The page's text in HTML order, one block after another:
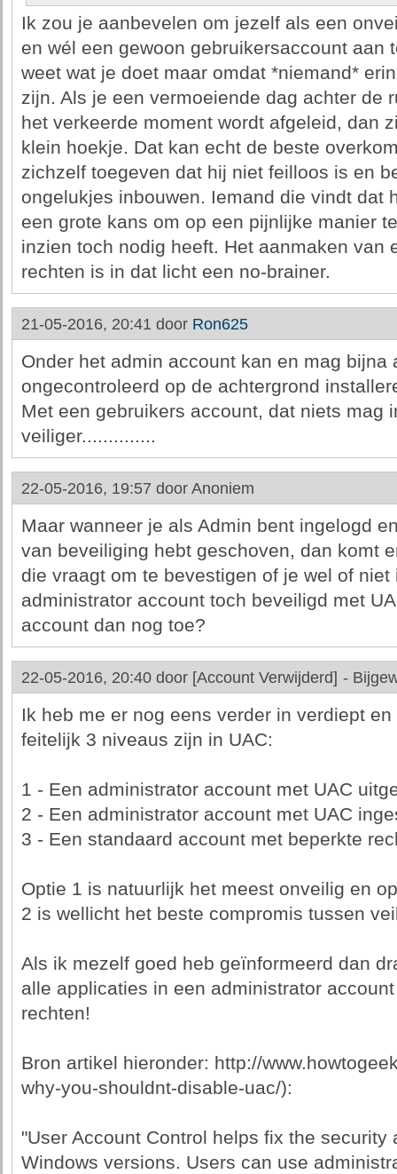
Ik zou je aanbevelen om jezelf als een
en wél een gewoon gebruikersaccount aan
weet wat je doet maar omdat *niemand*
zijn. Als je een vermoeiende dag achter de
het verkeerde moment wordt afgeleid, dan
klein hoekje. Dat kan echt de beste
zichzelf toegeven dat hij niet feilloos is en
ongelukjes inbouwen. Iemand die vindt dat
een grote kans om op een pijnlijke manier
inzien toch nodig heeft. Het aanmaken van
rechten is in dat licht een no-brainer.
21-05-2016, 20:41 door Ron625
Onder het admin account kan en mag bijna
ongecontroleerd op de achtergrond
Met een gebruikers account, dat niets mag
veiliger..............
22-05-2016, 19:57 door Anoniem
Maar wanneer je als Admin bent ingelogd
van beveiliging hebt geschoven, dan komt
die vraagt om te bevestigen of je wel of
administrator account toch beveiligd met
account dan nog toe?
22-05-2016, 20:40 door [Account Verwijderd] -
Ik heb me er nog eens verder in verdiept
feitelijk 3 niveaus zijn in UAC:
1 - Een administrator account met UAC
2 - Een administrator account met UAC
3 - Een standaard account met beperkte
Optie 1 is natuurlijk het meest onveilig en
2 is wellicht het beste compromis tussen
Als ik mezelf goed heb geïnformeerd dan
alle applicaties in een administrator
rechten!
Bron artikel hieronder: http://
why-you-shouldnt-disable-uac/):
"User Account Control helps fix the
Windows versions. Users can use